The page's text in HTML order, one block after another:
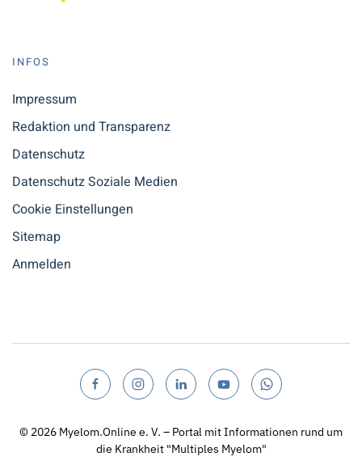
INFOS
Impressum
Redaktion und Transparenz
Datenschutz
Datenschutz Soziale Medien
Cookie Einstellungen
Sitemap
Anmelden
© 2026 Myelom.Online e. V. – Portal mit Informationen rund um
die Krankheit "Multiples Myelom"